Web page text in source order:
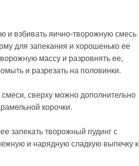
и взбивать яично-творожную смесь
для запекания и хорошенько ее
массу и разровнять ее,
и разрезать на половинки.
сверху можно дополнительно
корочки.
запекать творожный пудинг с
и нарядную сладкую выпечку к